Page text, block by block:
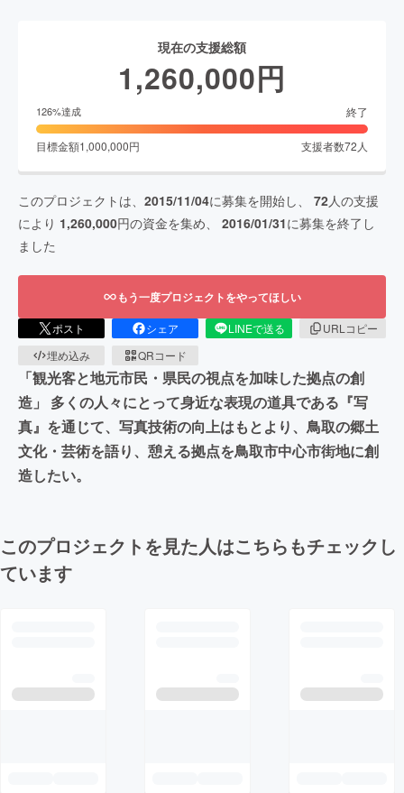
現在の支援総額
1,260,000円
126%達成 終了
目標金額1,000,000円 支援者数72 人
このプロジェクトは、 2015/11/04に募集を開始し、 72人の支援
により 1,260,000円の資金を集め、 2016/01/31に募集を終了し
ました
もう一度プロジェクトをやってほしい
ポスト シェア LINEで送る
URLコピー
埋め込み
QRコード
「観光客と地元市民・県民の視点を加味した拠点の創
造」 多くの人々にとって身近な表現の道具である『写
真』を通じて、写真技術の向上はもとより、鳥取の郷土
文化・芸術を語り、憩える拠点を鳥取市中心市街地に創
造したい。
このプロジェクトを見た人はこちらもチェックし
ています